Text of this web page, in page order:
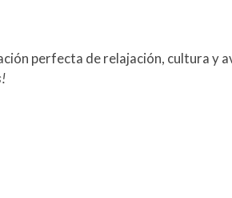
perfecta de relajación, cultura y